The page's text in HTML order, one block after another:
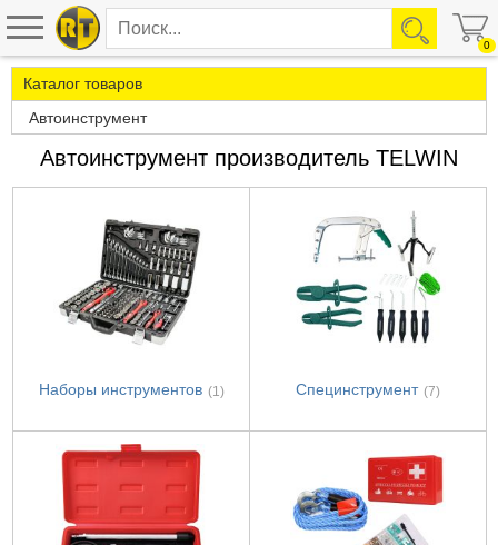
0
Каталог товаров
Автоинструмент
Автоинструмент производитель TELWIN
Наборы инструментов (1) Специнструмент (7)